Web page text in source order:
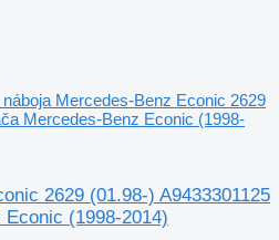
náboja Mercedes-Benz Econic 2629
Mercedes-Benz Econic (1998-
2629 (01.98-) A9433301125
(1998-2014)